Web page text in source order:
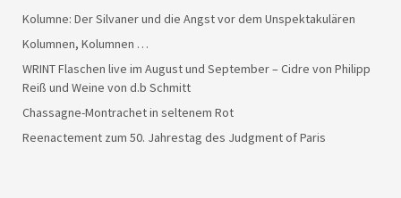
Kolumne: Der Silvaner und die Angst vor dem Unspektakulären
Kolumnen, Kolumnen …
WRINT Flaschen live im August und September – Cidre von Philipp
Reiß und Weine von d.b Schmitt
Chassagne-Montrachet in seltenem Rot
Reenactement zum 50. Jahrestag des Judgment of Paris